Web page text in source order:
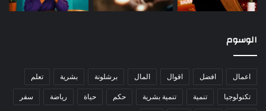
الوسوم
اعمال افضل اقوال المال برشلونة بشرية تعلم
تكنولوجيا تنمية تنمية بشرية حكم حياة رياضة سفر